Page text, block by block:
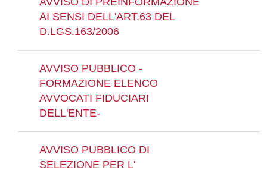
AI SENSI DELL'ART.63 DEL
D.LGS.163/2006
AVVISO PUBBLICO -
FORMAZIONE ELENCO
AVVOCATI FIDUCIARI
DELL'ENTE-
AVVISO PUBBLICO DI
SELEZIONE PER L'